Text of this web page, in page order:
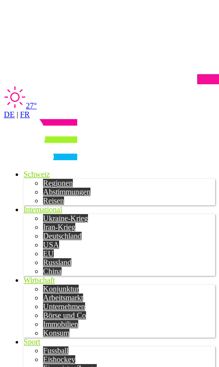
27°
DE | FR
Schweiz
Regionen
Abstimmungen
Reisen
International
Ukraine-Krieg
Iran-Krieg
Deutschland
USA
EU
Russland
China
Wirtschaft
Konjunktur
Arbeitsmarkt
Unternehmen
Börse und Co
Immobilien
Konsum
Sport
Fussball
Eishockey